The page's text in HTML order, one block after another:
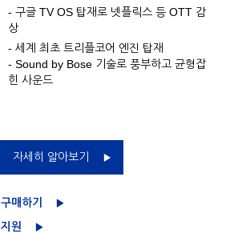
- 구글 TV OS 탑재로 넷플릭스 등 OTT 감
상
- 세계 최초 트리플코어 엔진 탑재
- Sound by Bose 기술로 풍부하고 균형잡
힌 사운드
자세히 알아보기
구매하기
지원